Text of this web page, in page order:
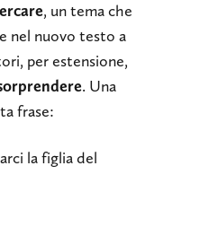
, un tema che
nel nuovo testo a
per estensione,
. Una
frase:
la figlia del